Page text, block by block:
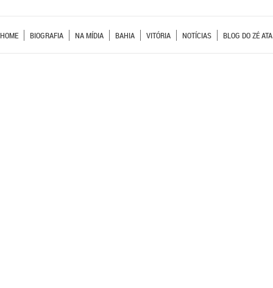
HOME BIOGRAFIA NA MÍDIA BAHIA VITÓRIA NOTÍCIAS BLOG DO ZÉ